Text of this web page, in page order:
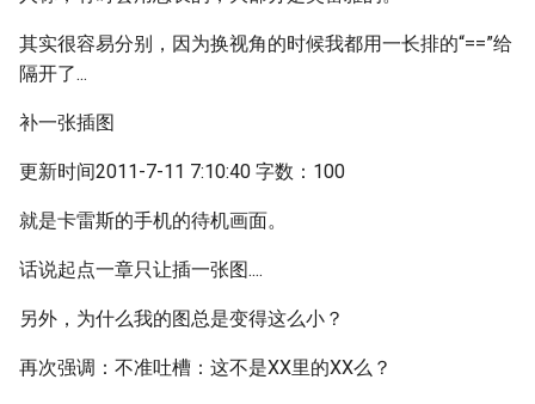
其实很容易分别，因为换视角的时候我都用一长排的“==”给
隔开了...
补一张插图
更新时间2011-7-11 7:10:40 字数：100
就是卡雷斯的手机的待机画面。
话说起点一章只让插一张图....
另外，为什么我的图总是变得这么小？
再次强调：不准吐槽：这不是XX里的XX么？